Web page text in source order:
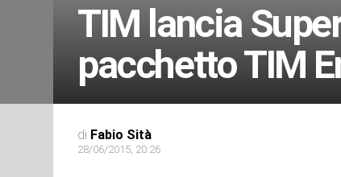
TIM lancia
pacchetto TIM
di Fabio Sità
28/06/2015, 20:26